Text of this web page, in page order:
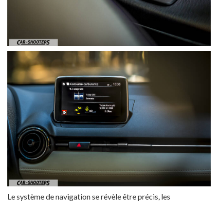
Le système de navigation se révèle être précis, les